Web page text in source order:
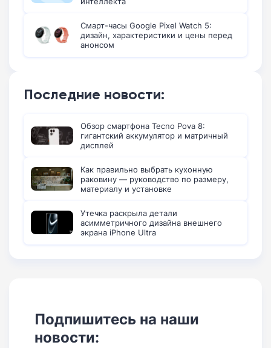
Смарт-часы Google Pixel Watch 5:
дизайн, характеристики и цены перед
анонсом
Последние новости:
Обзор смартфона Tecno Pova 8:
гигантский аккумулятор и матричный
дисплей
Как правильно выбрать кухонную
раковину — руководство по размеру,
материалу и установке
Утечка раскрыла детали
асимметричного дизайна внешнего
экрана iPhone Ultra
Подпишитесь на наши
новости: